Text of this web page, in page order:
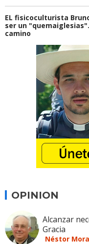
EL fisicoculturista
ser un
camino
OPINION
Alcanzar
Gracia
Néstor